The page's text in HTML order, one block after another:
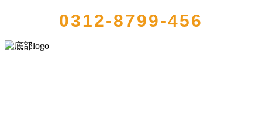
0312-8799-456